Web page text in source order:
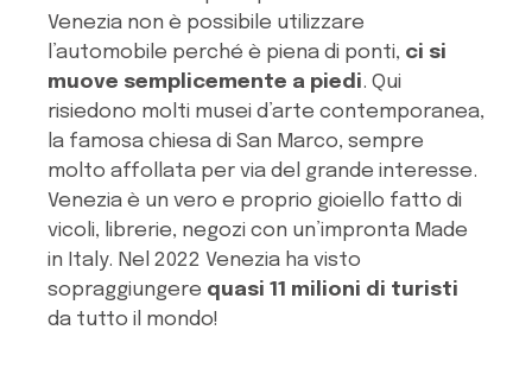
Venezia non è possibile utilizzare
l’automobile perché è piena di ponti, ci si
muove semplicemente a piedi. Qui
risiedono molti musei d’arte contemporanea,
la famosa chiesa di San Marco, sempre
molto affollata per via del grande interesse.
Venezia è un vero e proprio gioiello fatto di
vicoli, librerie, negozi con un’impronta Made
in Italy. Nel 2022 Venezia ha visto
sopraggiungere quasi 11 milioni di turisti
da tutto il mondo!